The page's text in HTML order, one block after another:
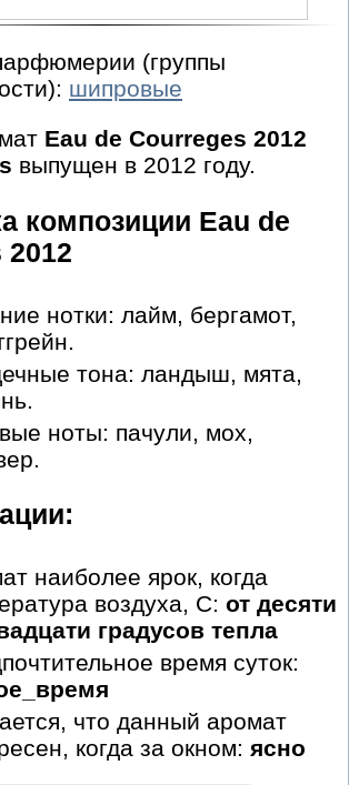
(группы
шипровые
Eau de Courreges 2012
выпущен в 2012 году.
композиции Eau de
2012
нотки: лайм, бергамот,
тона: ландыш, мята,
ноты: пачули, мох,
наиболее ярок, когда
воздуха, С: от десяти
градусов тепла
время суток:
что данный аромат
когда за окном: ясно